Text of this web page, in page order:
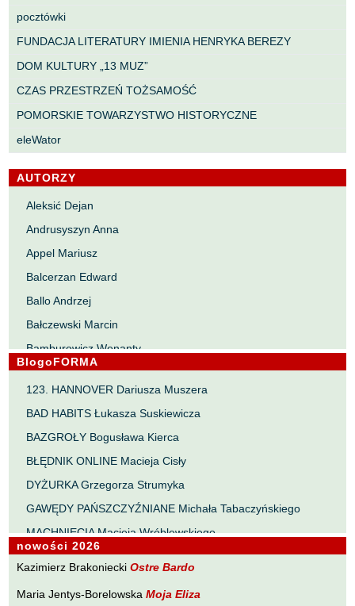
pocztówki
FUNDACJA LITERATURY IMIENIA HENRYKA BEREZY
DOM KULTURY „13 MUZ”
CZAS PRZESTRZEŃ TOŻSAMOŚĆ
POMORSKIE TOWARZYSTWO HISTORYCZNE
eleWator
AUTORZY
Aleksić Dejan
Andrusyszyn Anna
Appel Mariusz
Balcerzan Edward
Ballo Andrzej
Bałczewski Marcin
Bamburowicz Wenanty
Bawołek Waldemar
Bereza Henryk
Berezin Kostia
Bielawa Jacek
Biernacka Alina
Bieszczad Maciej
Bigoszewska Maria
Bitner Dariusz
Błahy Jarosław
BlogoFORMA
123. HANNOVER Dariusza Muszera
BAD HABITS Łukasza Suskiewicza
BAZGROŁY Bogusława Kierca
BŁĘDNIK ONLINE Macieja Cisły
DYŻURKA Grzegorza Strumyka
GAWĘDY PAŃSZCZYŹNIANE Michała Tabaczyńskiego
MACHNIĘCIA Macieja Wróblewskiego
MAŁOMIASTECZKOWE ZRYWY Zbigniewa Wojciechowicza
nowości 2026
Kazimierz BrakonieckiOstre Bardo
Maria Jentys-BorelowskaMoja Eliza